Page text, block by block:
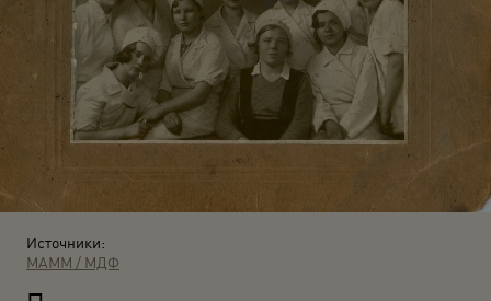
Источники:
МАММ / МДФ